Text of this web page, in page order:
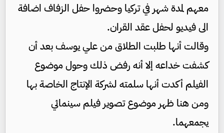
معهم لمدة شهر في تركيا وحضروا حفل الزفاف اضافة
الى فيديو لحفل عقد القران.
وقالت أنها طلبت الطلاق من علي يوسف بعد أن
كشفت خداعه إلا أنه رفض ذلك وحول موضوع
الفيلم أكدت أنها سلمته لشركة الإنتاج الخاصة بها
ومن هنا ظهر موضوع تصوير فيلم سينمائي
يجمعهما.